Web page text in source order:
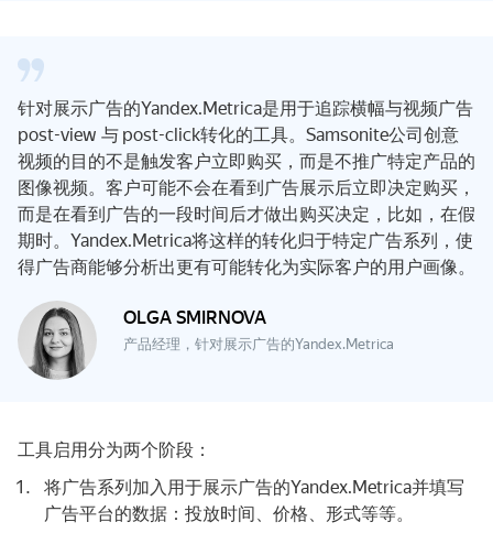
OLGA SMIRNOVA
产品经理，针对展示广告的Yandex.Metrica
针对展示广告的Yandex.Metrica是用于追踪横幅与视频广告
post-view 与 post-click转化的工具。Samsonite公司创意
视频的目的不是触发客户立即购买，而是不推广特定产品的
图像视频。客户可能不会在看到广告展示后立即决定购买，
而是在看到广告的一段时间后才做出购买决定，比如，在假
期时。Yandex.Metrica将这样的转化归于特定广告系列，使
得广告商能够分析出更有可能转化为实际客户的用户画像。
工具启用分为两个阶段：
将广告系列加入用于展示广告的Yandex.Metrica并填写
广告平台的数据：投放时间、价格、形式等等。